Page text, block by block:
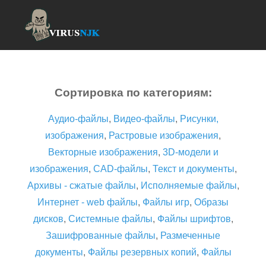
Сортировка по категориям:
Аудио-файлы, Видео-файлы, Рисунки,
изображения, Растровые изображения,
Векторные изображения, 3D-модели и
изображения, CAD-файлы, Текст и документы,
Архивы - сжатые файлы, Исполняемые файлы,
Интернет - web файлы, Файлы игр, Образы
дисков, Системные файлы, Файлы шрифтов,
Зашифрованные файлы, Размеченные
документы, Файлы резервных копий, Файлы